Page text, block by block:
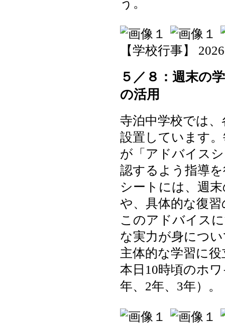
う。
【学校行事】
５／８：週末の
の活用
寺泊中学校では
設置しています
が「アドバイス
認するよう指導
シートには、週
や、具体的な復
このアドバイス
な実力が身につ
主体的な学習に
本日10時頃のホ
年、2年、3年）。